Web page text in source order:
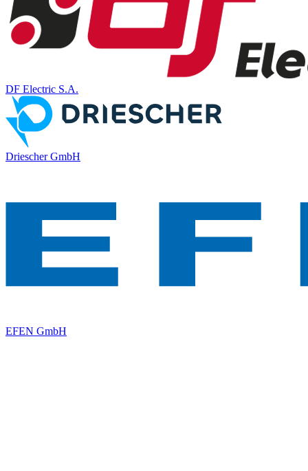
DF Electric S.A.
Driescher GmbH
EFEN GmbH